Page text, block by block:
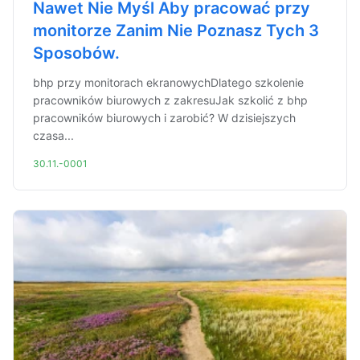
Nawet Nie Myśl Aby pracować przy
monitorze Zanim Nie Poznasz Tych 3
Sposobów.
bhp przy monitorach ekranowychDlatego szkolenie
pracowników biurowych z zakresuJak szkolić z bhp
pracowników biurowych i zarobić? W dzisiejszych
czasa...
30.11.-0001